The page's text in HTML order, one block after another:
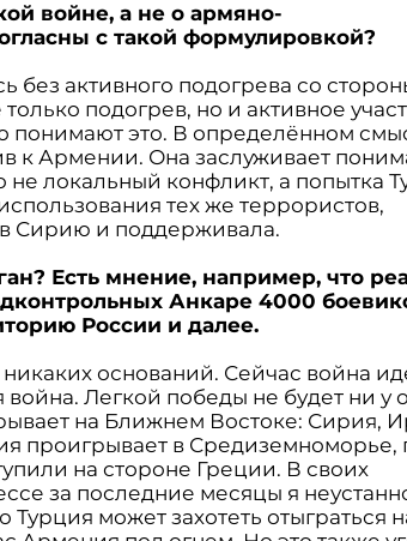
войне, а не о армяно-
с такой формулировкой?
без активного подогрева со
подогрев, но и активное
понимают это. В определённом
к Армении. Она заслуживает
локальный конфликт, а попытка
тех же террористов,
Сирию и поддерживала.
Есть мнение, например, что
Анкаре 4000
России и далее.
оснований. Сейчас война
война. Легкой победы не будет ни у
на Ближнем Востоке: Сирия,
проигрывает в Средиземноморье,
на стороне Греции. В своих
за последние месяцы я
Турция может захотеть отыграться